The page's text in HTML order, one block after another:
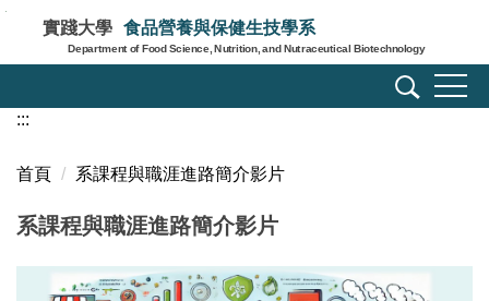
主
內
區
實踐大學 食品營養與保健生技學系
Department of Food Science, Nutrition, and Nutraceutical Biotechnology
:::
首頁 系課程與職涯進路簡介影片
系課程與職涯進路簡介影片